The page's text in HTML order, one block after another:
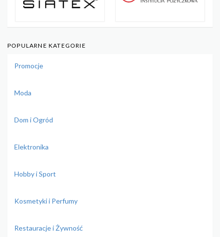
POPULARNE KATEGORIE
Promocje
Moda
Dom i Ogród
Elektronika
Hobby i Sport
Kosmetyki i Perfumy
Restauracje i Żywność